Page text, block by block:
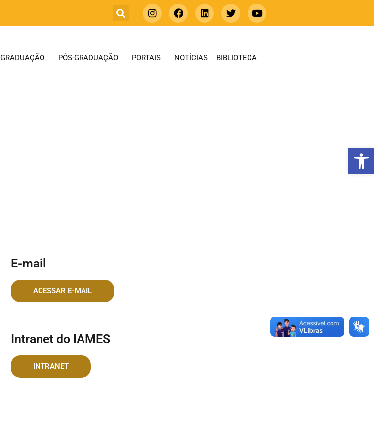
Abrir
GRADUAÇÃO PÓS-GRADUAÇÃO PORTAIS NOTÍCIAS BIBLIOTECA
E-mail
ACESSAR E-MAIL
Intranet do IAMES
INTRANET